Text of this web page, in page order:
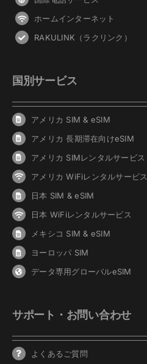
ホームインターネット
RAKULINK（ラクリンク）
国別サービス
アメリカ SIM & eSIM
アメリカ 長期滞在向けeSIM
アメリカ SIMレンタルサービス
アメリカ WiFiレンタルサービス
日本 SIM & eSIM
日本 WiFiレンタルサービス
メキシコ SIM & eSIM
ヨーロッパ SIM
データ専用グローバルeSIM
サポート・お問い合わせ
よくあるご質問